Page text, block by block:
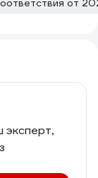
от
эксперт,